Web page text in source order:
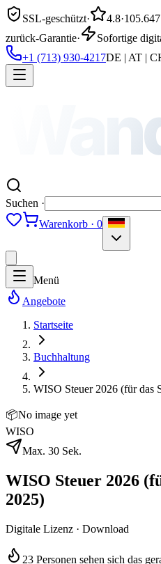
SSL-geschützt· 4.8·
zurück-Garantie·
Sofortige
+1 (713) 930-4217DE | AT |
Suchen ·
Warenkorb · 0
Menü
Angebote
Startseite
Buchhaltung
WISO Steuer 2026 (für das
📦No image yet
WISO
Max. 30 Sek.
WISO Steuer 2026
2025)
Digitale Lizenz · Download
23 Personen sehen sich das